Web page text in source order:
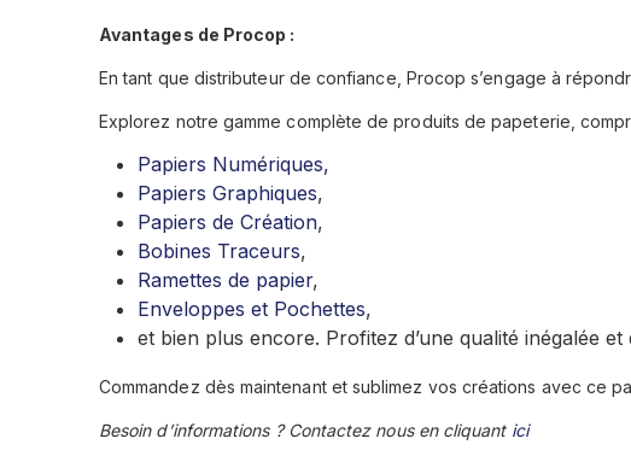
Avantages de Procop :
En tant que distributeur de confiance, Procop s’engage à
Explorez notre gamme complète de produits de papeterie,
Papiers Numériques,
Papiers Graphiques,
Papiers de Création,
Bobines Traceurs,
Ramettes de papier,
Enveloppes et Pochettes,
et bien plus encore. Profitez d’une qualité inégalée
Commandez dès maintenant et sublimez vos créations avec ce
Besoin d’informations ? Contactez nous en cliquant ici